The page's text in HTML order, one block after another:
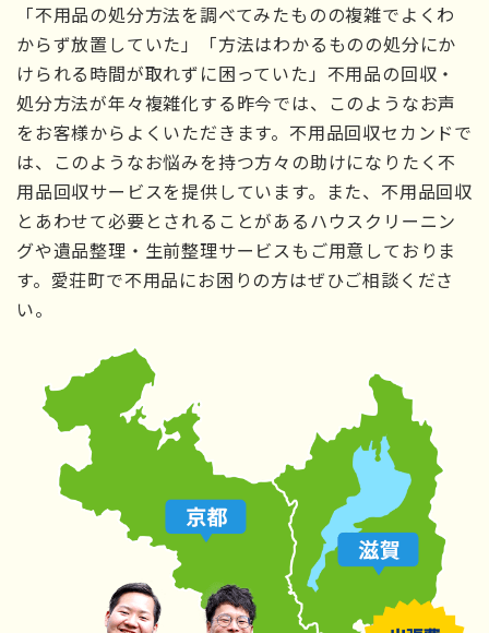
「不用品の処分方法を調べてみたものの複雑でよくわ
からず放置していた」「方法はわかるものの処分にか
けられる時間が取れずに困っていた」不用品の回収・
処分方法が年々複雑化する昨今では、このようなお声
をお客様からよくいただきます。不用品回収セカンドで
は、このようなお悩みを持つ方々の助けになりたく不
用品回収サービスを提供しています。また、不用品回収
とあわせて必要とされることがあるハウスクリーニン
グや遺品整理・生前整理サービスもご用意しておりま
す。愛荘町で不用品にお困りの方はぜひご相談くださ
い。